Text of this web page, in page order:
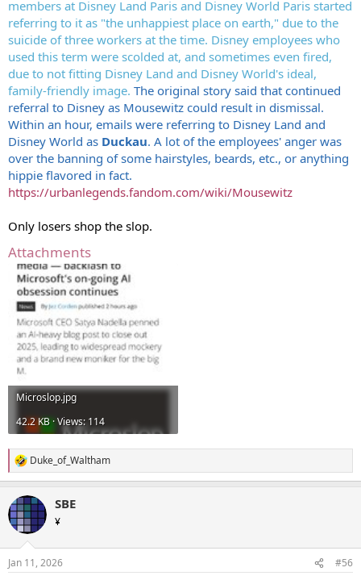
members at Disney Land Paris and Disney World Paris started
referring to it as "the unhappiest place on earth," due to the
suicide of three workers at the time. Disney employees who
used this term were scolded at, and sometimes even fired,
due to not fitting Disney Land and Disney World's ideal,
family-friendly image. The original story said that continued
referral to Disney as Mousewitz could result in dismissal.
Within an hour, emails were referring to Disney Land and
Disney World as Duckau. A lot of the employees' anger was
over the banning of some hairstyles, beards, etc., or anything
hippie flavored in fact.
https://urbanlegends.fandom.com/wiki/Mousewitz
Only losers shop the slop.
Attachments
Microslop.jpg
42.2 KB · Views: 114
R
e
c
t
i
s
Duke_of_Waltham
SBE
¥
Jan 11, 2026 #56